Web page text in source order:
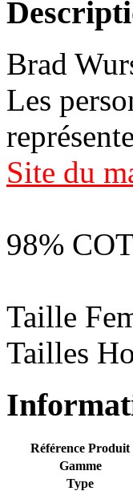
Brad
Les
Site du
98%
Taille
Tailles
Référence Produit
Gamme
Type